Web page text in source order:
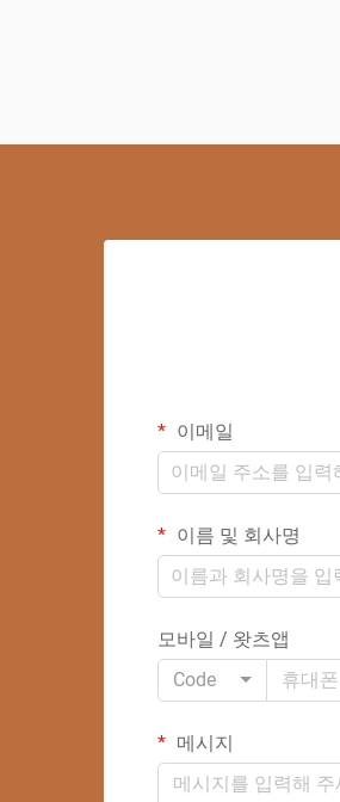
이메일
이름 및 회사명
모바일 / 왓츠앱
Code
메시지